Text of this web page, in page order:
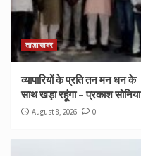
ताज़ा खबर
व्यापारियों के प्रति तन मन धन के
साथ खड़ा रहूंगा – प्रकाश सोनिया
August 8, 2026 0